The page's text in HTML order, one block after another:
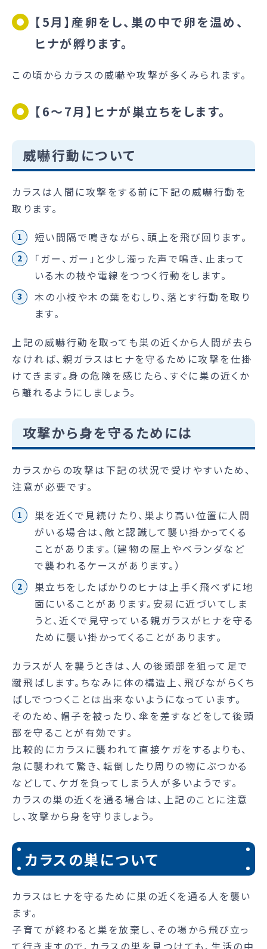
【5月】産卵をし、巣の中で卵を温め、
ヒナが孵ります。
この頃からカラスの威嚇や攻撃が多くみられます。
【6～7月】ヒナが巣立ちをします。
威嚇行動について
カラスは人間に攻撃をする前に下記の威嚇行動を
取ります。
短い間隔で鳴きながら、頭上を飛び回ります。
「ガー、ガー」と少し濁った声で鳴き、止まって
いる木の枝や電線をつつく行動をします。
木の小枝や木の葉をむしり、落とす行動を取り
ます。
上記の威嚇行動を取っても巣の近くから人間が去ら
なければ、親ガラスはヒナを守るために攻撃を仕掛
けてきます。身の危険を感じたら、すぐに巣の近くか
ら離れるようにしましょう。
攻撃から身を守るためには
カラスからの攻撃は下記の状況で受けやすいため、
注意が必要です。
巣を近くで見続けたり、巣より高い位置に人間
がいる場合は、敵と認識して襲い掛かってくる
ことがあります。（建物の屋上やベランダなど
で襲われるケースがあります。）
巣立ちをしたばかりのヒナは上手く飛べずに地
面にいることがあります。安易に近づいてしま
うと、近くで見守っている親ガラスがヒナを守る
ために襲い掛かってくることがあります。
カラスが人を襲うときは、人の後頭部を狙って足で
蹴飛ばします。ちなみに体の構造上、飛びながらくち
ばしでつつくことは出来ないようになっています。
そのため、帽子を被ったり、傘を差すなどをして後頭
部を守ることが有効です。
比較的にカラスに襲われて直接ケガをするよりも、
急に襲われて驚き、転倒したり周りの物にぶつかる
などして、ケガを負ってしまう人が多いようです。
カラスの巣の近くを通る場合は、上記のことに注意
し、攻撃から身を守りましょう。
カラスの巣について
カラスはヒナを守るために巣の近くを通る人を襲い
ます。
子育てが終わると巣を放棄し、その場から飛び立っ